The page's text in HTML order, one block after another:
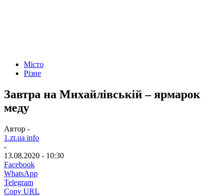
Місто
Різне
Завтра на Михайлівській – ярмарок
меду
Автор -
1.zt.ua info
-
13.08.2020 - 10:30
Facebook
WhatsApp
Telegram
Copy URL